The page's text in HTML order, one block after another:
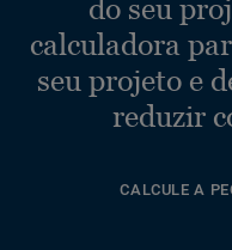
do seu
calculadora
seu projeto e
reduzir
CALCULE A